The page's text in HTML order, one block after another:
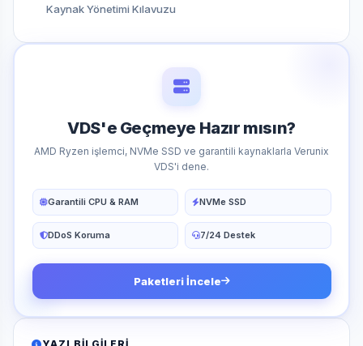
Kaynak Yönetimi Kılavuzu
VDS'e Geçmeye Hazır mısın?
AMD Ryzen işlemci, NVMe SSD ve garantili kaynaklarla Verunix
VDS'i dene.
Garantili CPU & RAM NVMe SSD
DDoS Koruma 7/24 Destek
Paketleri İncele